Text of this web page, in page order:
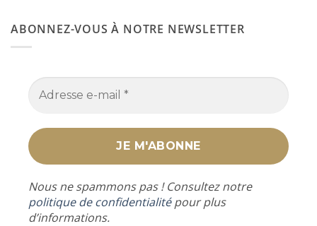
ABONNEZ-VOUS À NOTRE NEWSLETTER
Nous ne spammons pas ! Consultez notre
politique de confidentialitépour plus
d’informations.